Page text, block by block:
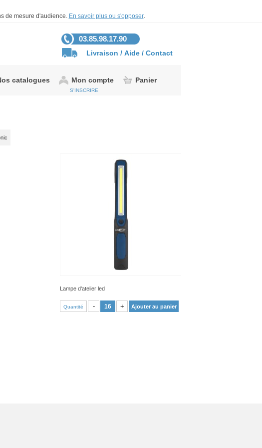
de mesure d'audience. En savoir plus ou s'opposer.
03.85.98.17.90
Livraison / Aide / Contact
catalogues Mon compte Panier
S'INSCRIRE
Lampe d'atelier led
Quantité - + Ajouter au panier